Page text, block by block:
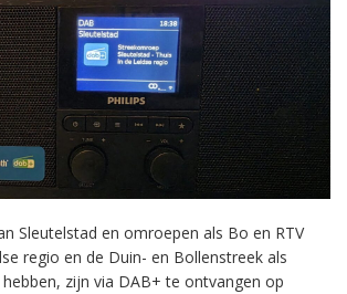
Sleutelstad en omroepen als Bo en RTV
regio en de Duin- en Bollenstreek als
zijn via DAB+ te ontvangen op